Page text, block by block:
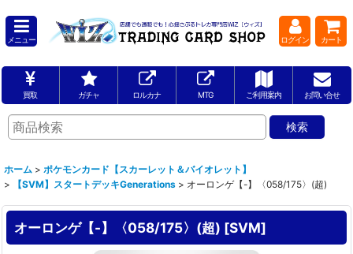
メニュー ログイン カート
買取 ガチャ ロルカナ MTG ご利用案内 お問い合せ
ホーム > ポケモンカード【スカーレット＆バイオレット】
>
【SVM】スタートデッキGenerations > オーロンゲ【-】〈058/175〉(超)
オーロンゲ【-】〈058/175〉(超) [SVM]